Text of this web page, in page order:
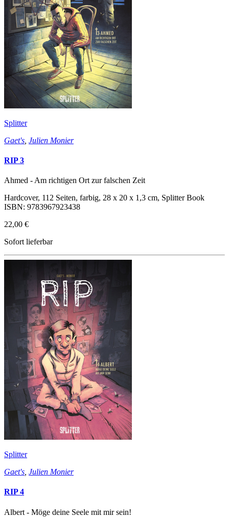
Splitter
Gaet's Julien Monier
RIP 3
Ahmed - Am richtigen Ort zur falschen Zeit
Hardcover, 112 Seiten, farbig, 28 x 20 x 1,3 cm, Splitter Book
ISBN: 9783967923438
22,00 €
Sofort lieferbar
Splitter
Gaet's Julien Monier
RIP 4
Albert - Möge deine Seele mit mir sein!